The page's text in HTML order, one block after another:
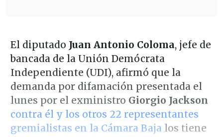
El diputado Juan Antonio Coloma, jefe de
bancada de la Unión Demócrata
Independiente (UDI), afirmó que la
demanda por difamación presentada el
lunes por el exministro Giorgio Jackson
contra él y los otros 22 representantes
gremialistas en la Cámara Bajalos tiene